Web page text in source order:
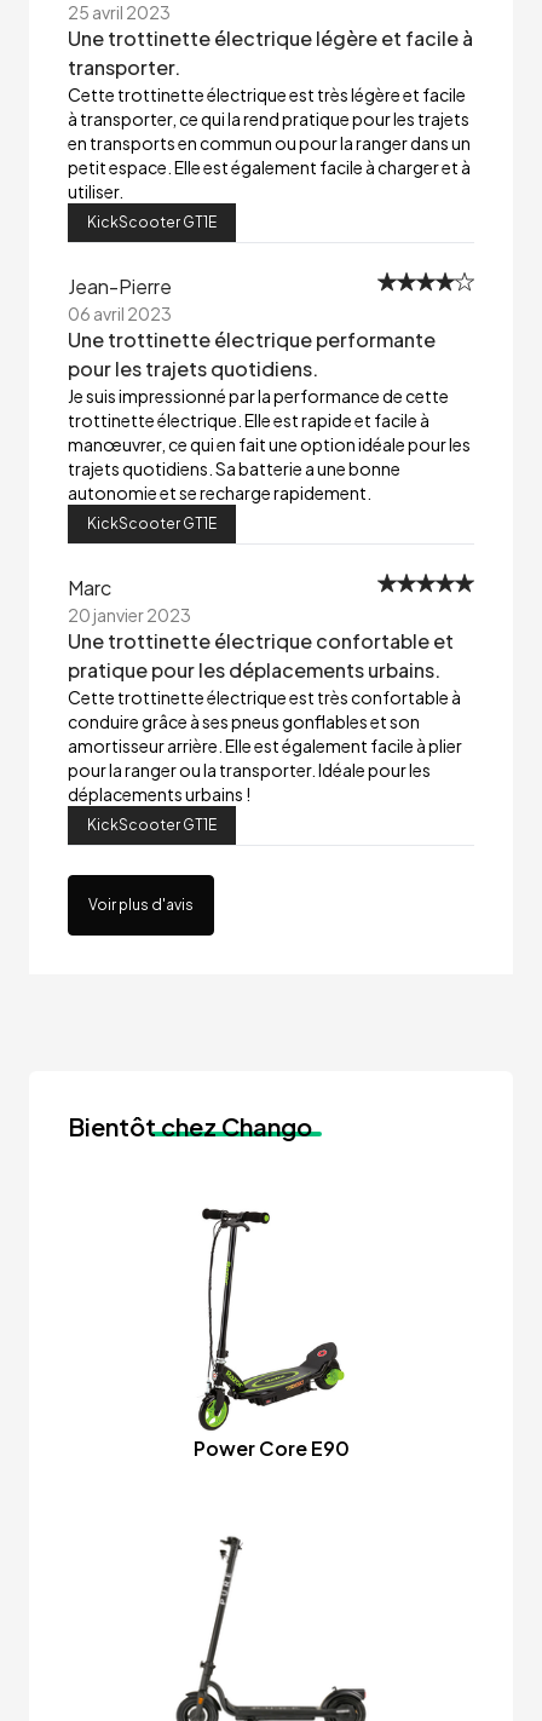
25 avril 2023
Une trottinette électrique légère et facile à
transporter.
Cette trottinette électrique est très légère et facile
à transporter, ce qui la rend pratique pour les trajets
en transports en commun ou pour la ranger dans un
petit espace. Elle est également facile à charger et à
utiliser.
KickScooter GT1E
Jean-Pierre
06 avril 2023
Une trottinette électrique performante
pour les trajets quotidiens.
Je suis impressionné par la performance de cette
trottinette électrique. Elle est rapide et facile à
manœuvrer, ce qui en fait une option idéale pour les
trajets quotidiens. Sa batterie a une bonne
autonomie et se recharge rapidement.
KickScooter GT1E
Marc
20 janvier 2023
Une trottinette électrique confortable et
pratique pour les déplacements urbains.
Cette trottinette électrique est très confortable à
conduire grâce à ses pneus gonflables et son
amortisseur arrière. Elle est également facile à plier
pour la ranger ou la transporter. Idéale pour les
déplacements urbains !
KickScooter GT1E
Voir plus d'avis
Bientôtchez Chango
Power Core E90